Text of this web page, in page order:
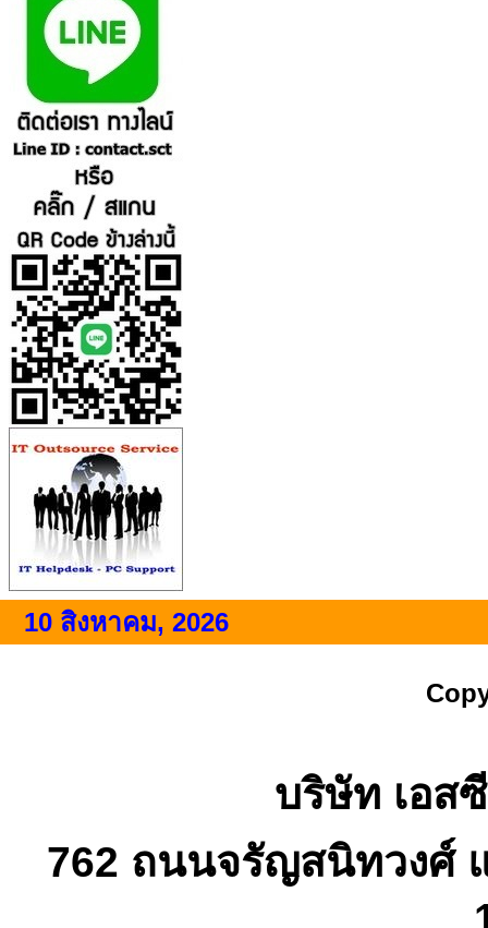
10 สิงหาคม, 2026
บริษัท เอส
762 ถนนจรัญสนิทวงศ์